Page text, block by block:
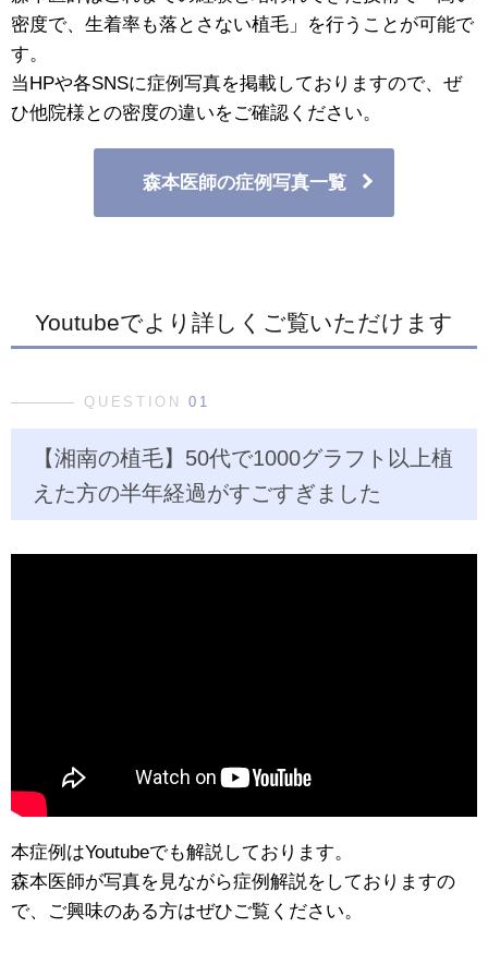
密度で、生着率も落とさない植毛」を行うことが可能で
す。
当HPや各SNSに症例写真を掲載しておりますので、ぜ
ひ他院様との密度の違いをご確認ください。
森本医師の症例写真一覧
Youtubeでより詳しくご覧いただけます
QUESTION01
【湘南の植毛】50代で1000グラフト以上植
えた方の半年経過がすごすぎました
本症例はYoutubeでも解説しております。
森本医師が写真を見ながら症例解説をしておりますの
で、ご興味のある方はぜひご覧ください。